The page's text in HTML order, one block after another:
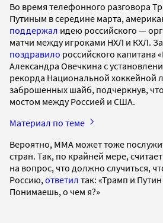
Во время телефонного разговора
Путиным в середине марта,
поддержал идею российского —
матчи между игроками НХЛ и КХЛ.
поздравило российского капитана
Александра Овечкина с
рекорда Национальной хоккейной
заброшенных шайб, подчеркнув,
мостом между Россией и США.
Материал по теме
Вероятно, ММА может тоже
стран. Так, по крайней мере,
на вопрос, что должно случиться,
Россию,ответил так: «Трамп и
Понимаешь, о чем я?»